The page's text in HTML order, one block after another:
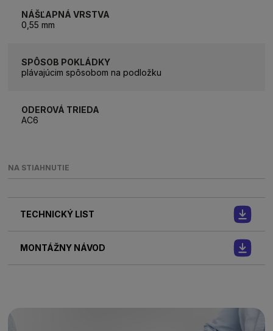
NÁŠĽAPNÁ VRSTVA
0,55 mm
SPÔSOB POKLÁDKY
plávajúcim spôsobom na podložku
ODEROVÁ TRIEDA
AC6
NA STIAHNUTIE
TECHNICKÝ LIST
MONTÁŽNY NÁVOD